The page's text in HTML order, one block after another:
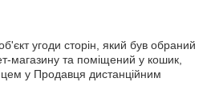
угоди сторін, який був обраний
магазину та поміщений у кошик,
у Продавця дистанційним